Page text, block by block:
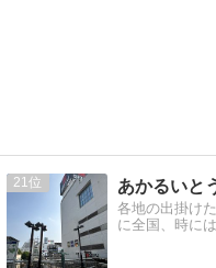
21 あかるいと
各地の出掛け
に全国、時に